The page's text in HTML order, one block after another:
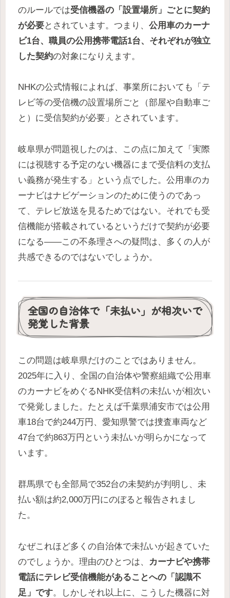
のルールでは受信機器の「設置場所」ごとに契約
が必要とされています。つまり、 公用車のカーナ
ビ1台、職員の公用携帯電話1台、それぞれが独立
した契約の対象になりえます。
NHKの公式情報によれば、事業所においても「テ
レビ等の受信機の設置場所ごと（部屋や自動車ご
と）に受信契約が必要」とされています。
岐阜県が問題視したのは、この点に加えて「実際
には視聴する予定のない機器にまで受信料の支払
い義務が発生する」という点でした。公用車のカ
ーナビはナビゲーションのために使うのであっ
て、テレビ放送を見るためではない。それでも受
信機能が搭載されているというだけで契約が必要
になる——この不条理さへの疑問は、多くの人が
共感できるのではないでしょうか。
全国の自治体で「未払い」が相次いで
発覚した背景
この問題は岐阜県だけのことではありません。
2025年に入り、全国の自治体や警察組織で公用車
のカーナビをめぐるNHK受信料の未払いが相次い
で発覚しました。たとえば千葉県浦安市では公用
車18台で約244万円、愛知県警では捜査車両など
47台で約863万円という未払いが明らかになって
います。
群馬県でも全部局で352台の未契約が判明し、未
払い額は約2,000万円にのぼると報告されまし
た。
なぜこれほど多くの自治体で未払いが起きていた
のでしょうか。理由のひとつは、
カーナビや携帯
電話にテレビ受信機能があることへの「認識不
足」です。しかしそれ以上に、こうした機器に対